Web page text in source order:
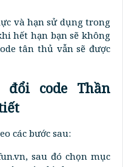
và hạn sử dụng trong
hết hạn bạn sẽ không
tân thủ vẫn sẽ được
đổi code Thần
các bước sau:
sau đó chọn mục